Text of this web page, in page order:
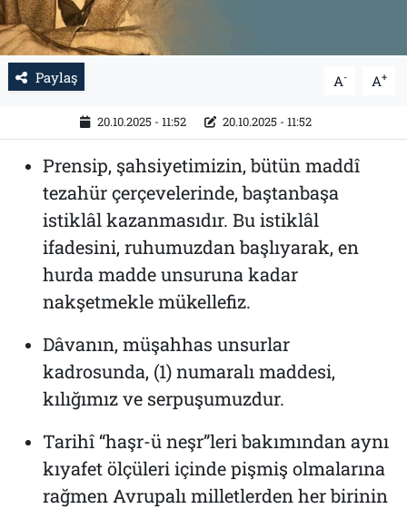
Paylaş A- A+
20.10.2025 - 11:52 20.10.2025 - 11:52
Prensip, şahsiyetimizin, bütün maddî
tezahür çerçevelerinde, baştanbaşa
istiklâl kazanmasıdır. Bu istiklâl
ifadesini, ruhumuzdan başlıyarak, en
hurda madde unsuruna kadar
nakşetmekle mükellefiz.
Dâvanın, müşahhas unsurlar
kadrosunda, (1) numaralı maddesi,
kılığımız ve serpuşumuzdur.
Tarihî “haşr-ü neşr”leri bakımından aynı
kıyafet ölçüleri içinde pişmiş olmalarına
rağmen Avrupalı milletlerden her birinin